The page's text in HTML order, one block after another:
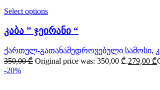
Select options
კაბა ” ჯეირანი “
ქართულ-გათანამედროვებული სამოსი,
350,00₾ Original price was: 350,00 ₾.279,00 ₾
-20%